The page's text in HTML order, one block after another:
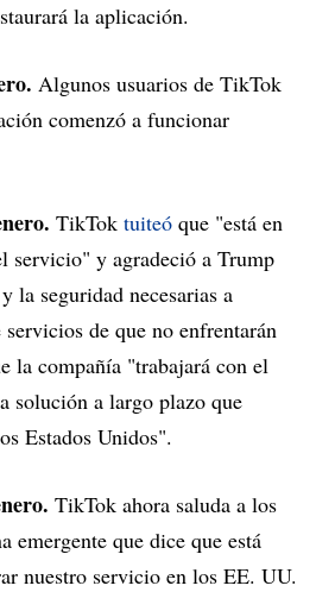
la aplicación.
Algunos usuarios de TikTok
comenzó a funcionar
TikTok tuiteó que "está en
servicio" y agradeció a Trump
la seguridad necesarias a
servicios de que no enfrentarán
la compañía "trabajará con el
solución a largo plazo que
Estados Unidos".
TikTok ahora saluda a los
emergente que dice que está
nuestro servicio en los EE. UU.